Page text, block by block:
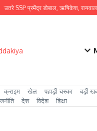
SSP प्रमेंद्र डोबाल, ऋषिकेश, रायवाला
क्राइम खेल पहाड़ी चस्का
बड़ी
देश विदेश शिक्षा